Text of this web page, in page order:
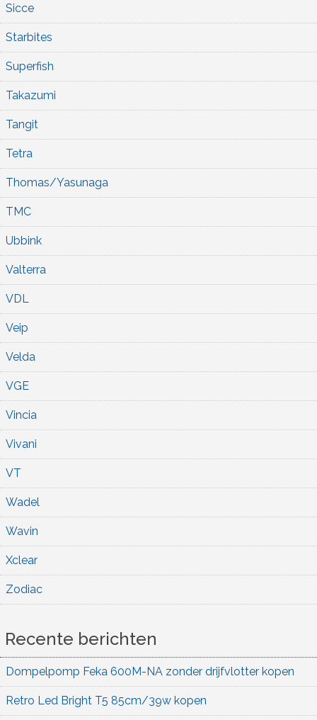
Sicce
Starbites
Superfish
Takazumi
Tangit
Tetra
Thomas/Yasunaga
TMC
Ubbink
Valterra
VDL
Veip
Velda
VGE
Vincia
Vivani
VT
Wadel
Wavin
Xclear
Zodiac
Recente berichten
Dompelpomp Feka 600M-NA zonder drijfvlotter kopen
Retro Led Bright T5 85cm/39w kopen